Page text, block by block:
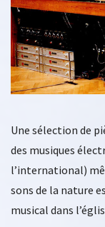
Une sélection de
des musiques
l’international)
sons de la nature
musical dans